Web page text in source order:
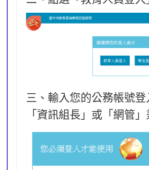
三、輸入您的公務帳號
「資訊組長」或「網管